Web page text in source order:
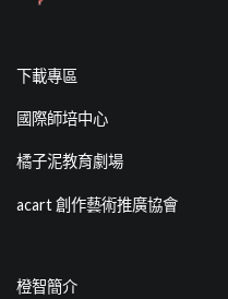
下載專區
國際師培中心
橘子泥教育劇場
acart 創作藝術推廣協會
橙智簡介